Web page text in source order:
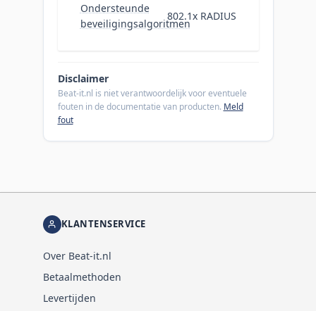
Ondersteunde
beveiligingsalgoritmen
802.1x RADIUS
Disclaimer
Beat-it.nl is niet verantwoordelijk voor eventuele
fouten in de documentatie van producten. Meld
fout
KLANTENSERVICE
Over Beat-it.nl
Betaalmethoden
Levertijden